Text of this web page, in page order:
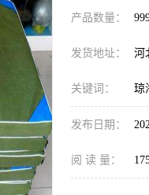
产品数量：
发货地址： 河
关键词： 琼
发布日期：
阅 读 量：